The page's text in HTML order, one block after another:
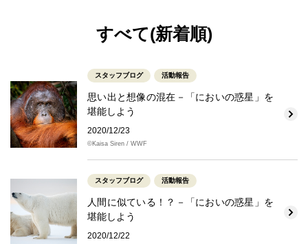
すべて(新着順)
スタッフブログ 活動報告
思い出と想像の混在－「においの惑星」を
堪能しよう
2020/12/23
©Kaisa Siren / WWF
スタッフブログ 活動報告
人間に似ている！？－「においの惑星」を
堪能しよう
2020/12/22